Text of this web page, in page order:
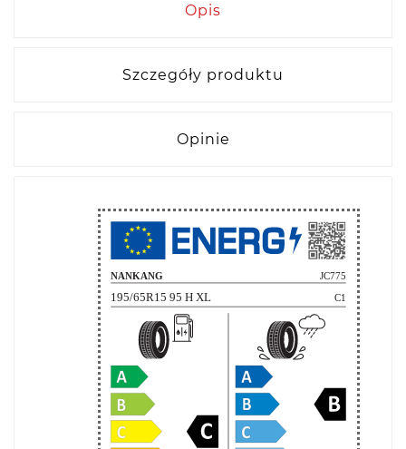
Opis
Szczegóły produktu
Opinie